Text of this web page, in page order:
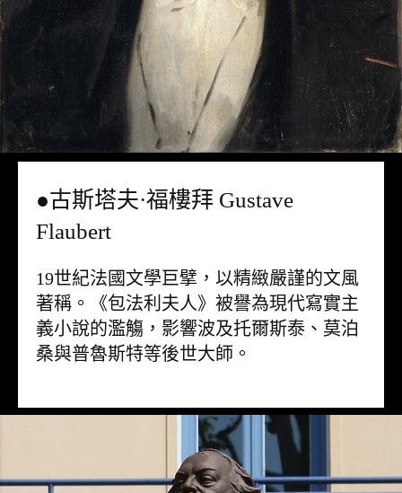
●古斯塔夫·福樓拜 Gustave
Flaubert
19世紀法國文學巨擘，以精緻嚴謹的文風
著稱。《包法利夫人》被譽為現代寫實主
義小說的濫觴，影響波及托爾斯泰、莫泊
桑與普魯斯特等後世大師。